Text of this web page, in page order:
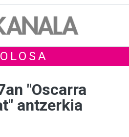
"Oscarra
antzerkia